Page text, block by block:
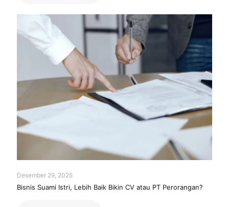
Desember 29, 2025
Bisnis Suami Istri, Lebih Baik Bikin CV atau PT Perorangan?